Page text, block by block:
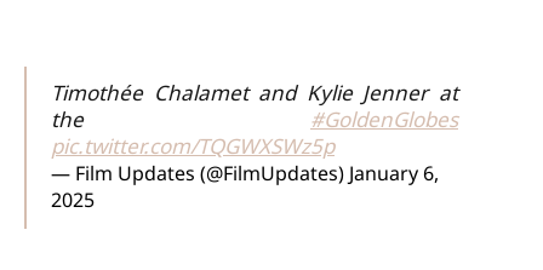
Timothée Chalamet and Kylie Jenner at
the #GoldenGlobes
pic.twitter.com/TQGWXSWz5p
— Film Updates (@FilmUpdates) January 6,
2025